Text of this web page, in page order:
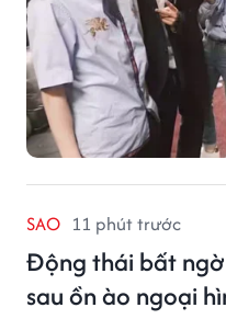
SAO 11 phút trước
Động thái bất
sau ồn ào ngoại